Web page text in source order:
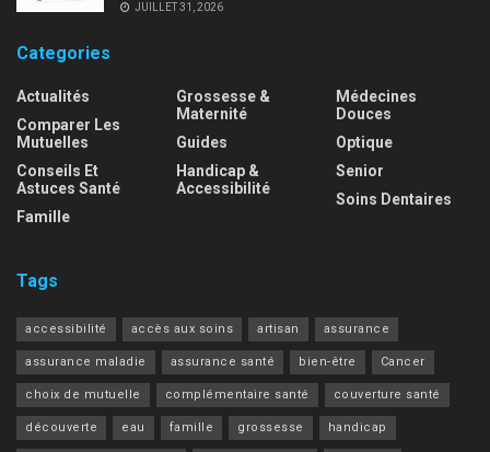
JUILLET 31, 2026
Categories
Actualités
Comparer Les
Mutuelles
Conseils Et
Astuces Santé
Famille
Grossesse &
Maternité
Guides
Handicap &
Accessibilité
Médecines
Douces
Optique
Senior
Soins Dentaires
Tags
accessibilité accès aux soins artisan assurance
assurance maladie assurance santé bien-être Cancer
choix de mutuelle complémentaire santé couverture santé
découverte eau famille grossesse handicap